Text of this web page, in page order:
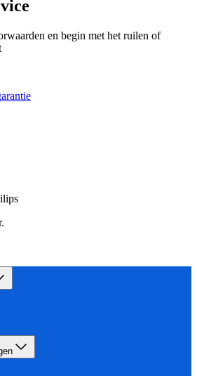
en begin met het ruilen of